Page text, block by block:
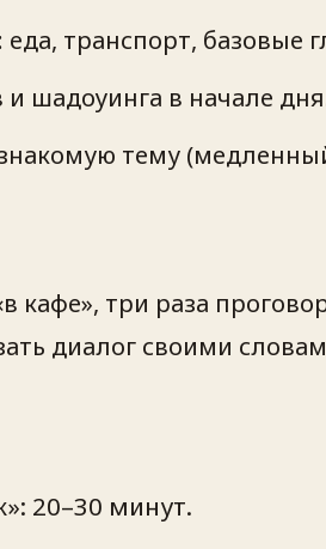
транспорт, базовые
шадоуинга в начале
тему
кафе», три раза
диалог своими
20–30 минут.